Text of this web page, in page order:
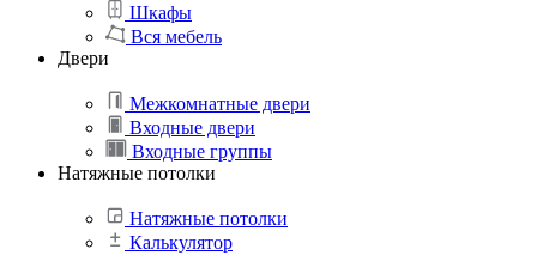
Шкафы
Вся мебель
Двери
Межкомнатные двери
Входные двери
Входные группы
Натяжные потолки
Натяжные потолки
Калькулятор